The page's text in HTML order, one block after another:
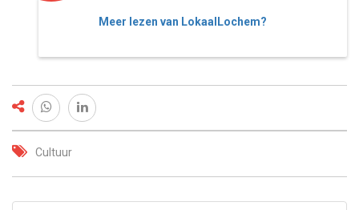
Meer lezen van LokaalLochem?
Cultuur